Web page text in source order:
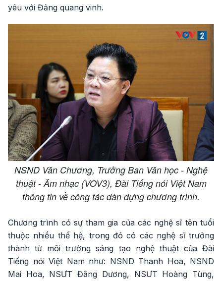
yêu với Đảng quang vinh.
NSND Văn Chương, Trưởng Ban Văn học - Nghệ
thuật - Âm nhạc (VOV3), Đài Tiếng nói Việt Nam
thông tin về công tác dàn dựng chương trình.
Chương trình có sự tham gia của các nghệ sĩ tên tuổi
thuộc nhiều thế hệ, trong đó có các nghệ sĩ trưởng
thành từ môi trường sáng tạo nghệ thuật của Đài
Tiếng nói Việt Nam như: NSND Thanh Hoa, NSND
Mai Hoa, NSƯT Đăng Dương, NSƯT Hoàng Tùng,